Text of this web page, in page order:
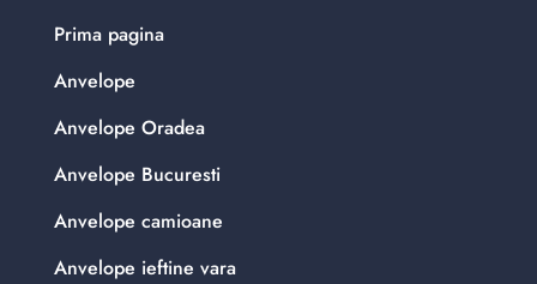
Prima pagina
Anvelope
Anvelope Oradea
Anvelope Bucuresti
Anvelope camioane
Anvelope ieftine vara